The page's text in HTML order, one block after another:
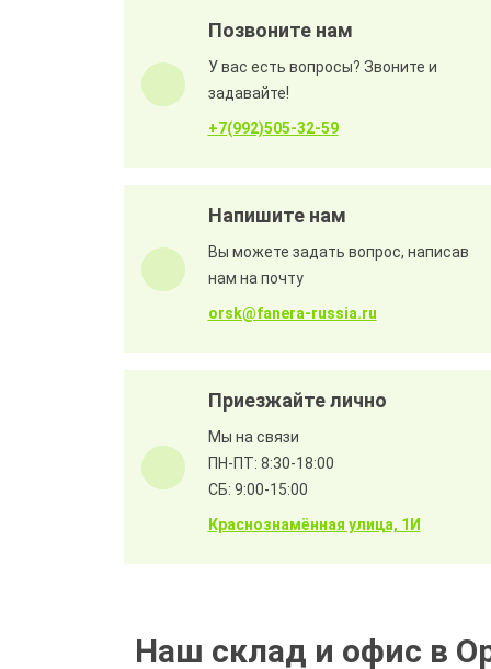
Позвоните нам
У вас есть вопросы? Звоните и
задавайте!
+7(992)505-32-59
Напишите нам
Вы можете задать вопрос, написав
нам на почту
orsk@fanera-russia.ru
Приезжайте лично
Мы на связи
ПН-ПТ: 8:30-18:00
СБ: 9:00-15:00
Краснознамённая улица, 1И
Наш склад и офис в